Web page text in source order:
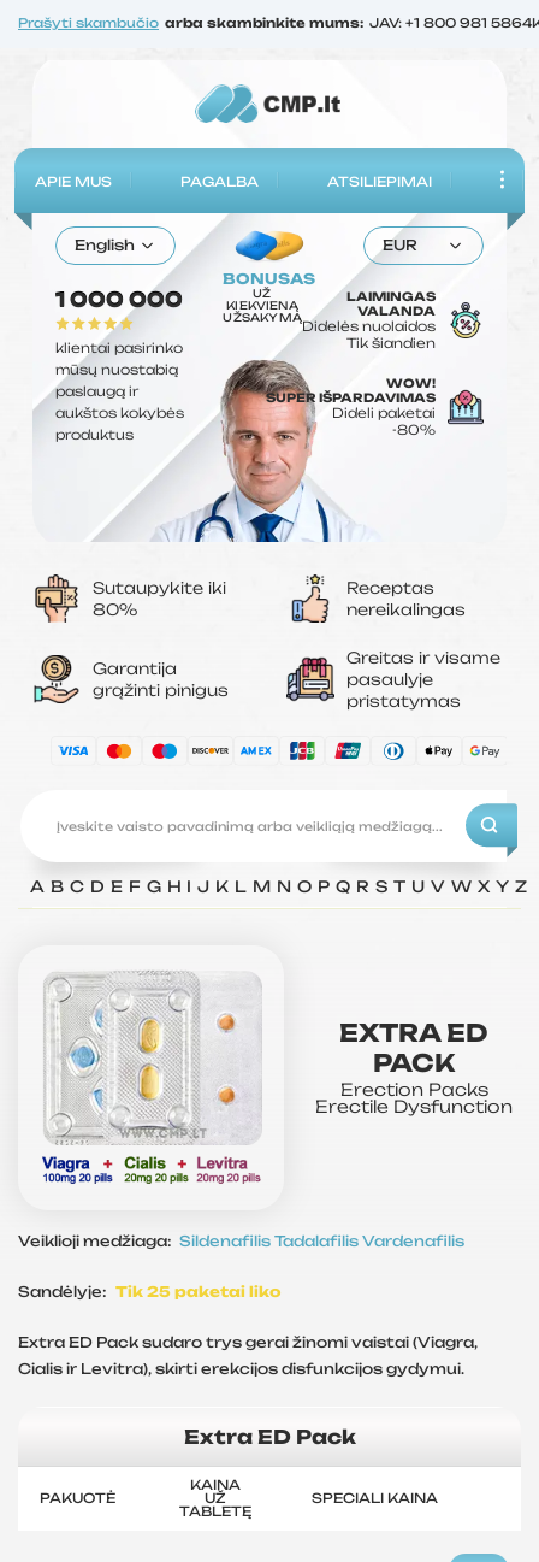
Prašyti skambučio arba skambinkite mums: JAV: +1 800 981 5864
APIE MUS PAGALBA ATSILIEPIMAI
BONUSAS
UŽ
KIEKVIENĄ
UŽSAKYMĄ
English EUR
1 000 000
klientai pasirinko
mūsų nuostabią
paslaugą ir
aukštos kokybės
produktus
LAIMINGAS
VALANDA
Didelės nuolaidos
Tik šiandien
WOW!
SUPER IŠPARDAVIMAS
Dideli paketai
-80%
Sutaupykite iki
80%
Receptas
nereikalingas
Garantija
grąžinti pinigus
Greitas ir visame
pasaulyje
pristatymas
A B C D E F G H I J K L M N O P Q R S T U V W X Y Z
EXTRA ED
PACK
Erection Packs
Erectile Dysfunction
Veiklioji medžiaga: Sildenafilis Tadalafilis Vardenafilis
Sandėlyje: Tik 25 paketai liko
Extra ED Pack sudaro trys gerai žinomi vaistai (Viagra,
Cialis ir Levitra), skirti erekcijos disfunkcijos gydymui.
Extra ED Pack
PAKUOTĖ
KAINA
UŽ
TABLETĘ
SPECIALI KAINA